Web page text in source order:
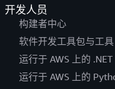
开发人员
构建者中心
软件开发工具包与工具
运行于 AWS 上的 .NET
运行于 AWS 上的